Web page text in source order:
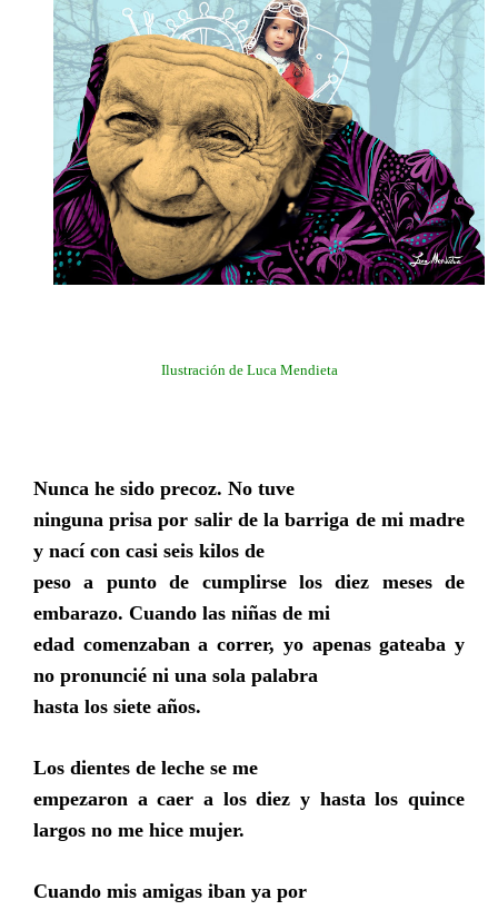
Ilustración de Luca Mendieta
Nunca he sido precoz. No tuve
ninguna prisa por salir de la barriga de mi madre
y nací con casi seis kilos de
peso a punto de cumplirse los diez meses de
embarazo. Cuando las niñas de mi
edad comenzaban a correr, yo apenas gateaba y
no pronuncié ni una sola palabra
hasta los siete años.
Los dientes de leche se me
empezaron a caer a los diez y hasta los quince
largos no me hice mujer.
Cuando mis amigas iban ya por